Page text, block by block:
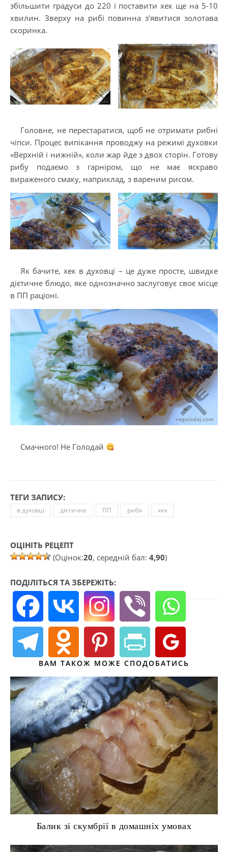
збільшити градуси до 220 і поставити хек ще на 5-10
хвилин. Зверху на рибі повинна з’явитися золотава
скоринка.
Головне, не перестаратися, щоб не отримати рибні
чіпси. Процес випікання проводжу на режимі духовки
«Верхній і нижній», коли жар йде з двох сторін. Готову
рибу подаємо з гарніром, що не має яскраво
вираженого смаку, наприклад, з вареним рисом.
Як бачите, хек в духовці – це дуже просте, швидке
дієтичне блюдо, яке однозначно заслуговує своє місце
в ПП раціоні.
Смачного! Не Голодай
ТЕГИ ЗАПИСУ:
в духовці дієтичне ПП риба хек
ОЦІНІТЬ РЕЦЕПТ
(Оцінок:20, середній бал: 4,90)
ПОДІЛІТЬСЯ ТА ЗБЕРЕЖІТЬ:
ВАМ ТАКОЖ МОЖЕ СПОДОБАТИСЬ
Балик зі скумбрії в домашніх умовах